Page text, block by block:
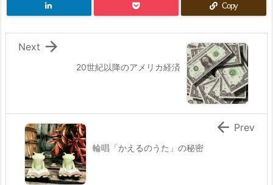
Copy
20世紀以降のアメリカ経済

Next
輪唱「かえるのうた」の秘密
 Prev